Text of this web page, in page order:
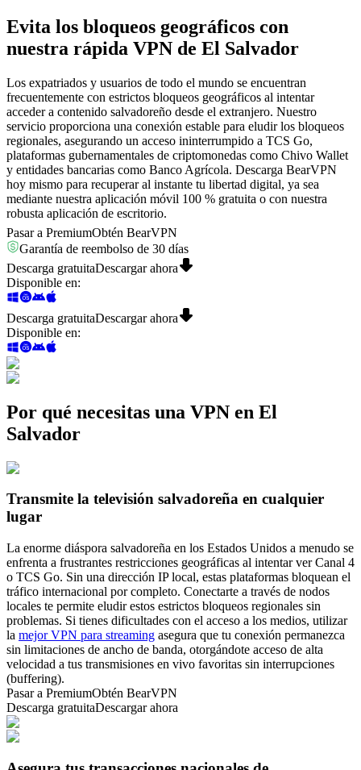
Evita los bloqueos geográficos con
nuestra rápida VPN de El Salvador
Los expatriados y usuarios de todo el mundo se encuentran
frecuentemente con estrictos bloqueos geográficos al intentar
acceder a contenido salvadoreño desde el extranjero. Nuestro
servicio proporciona una conexión estable para eludir los bloqueos
regionales, asegurando un acceso ininterrumpido a TCS Go,
plataformas gubernamentales de criptomonedas como Chivo Wallet
y entidades bancarias como Banco Agrícola. Descarga BearVPN
hoy mismo para recuperar al instante tu libertad digital, ya sea
mediante nuestra aplicación móvil 100 % gratuita o con nuestra
robusta aplicación de escritorio.
Pasar a PremiumObtén BearVPN
Garantía de reembolso de 30 días
Descarga gratuitaDescargar ahora
Disponible en:
Descarga gratuitaDescargar ahora
Disponible en:
Por qué necesitas una VPN en El
Salvador
Transmite la televisión salvadoreña en cualquier
lugar
La enorme diáspora salvadoreña en los Estados Unidos a menudo se
enfrenta a frustrantes restricciones geográficas al intentar ver Canal 4
o TCS Go. Sin una dirección IP local, estas plataformas bloquean el
tráfico internacional por completo. Conectarte a través de nodos
locales te permite eludir estos estrictos bloqueos regionales sin
problemas. Si tienes dificultades con el acceso a los medios, utilizar
la mejor VPN para streaming asegura que tu conexión permanezca
sin limitaciones de ancho de banda, otorgándote acceso de alta
velocidad a tus transmisiones en vivo favoritas sin interrupciones
(buffering).
Pasar a PremiumObtén BearVPN
Descarga gratuitaDescargar ahora